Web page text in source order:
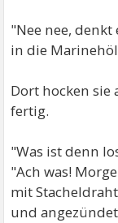
"Nee nee,
in die
Dort hocken
fertig.
"Was ist denn
"Ach was!
mit
und